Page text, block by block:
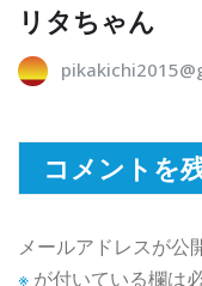
リタちゃん
コメントを
メールアドレスが公
※ が付いている欄は